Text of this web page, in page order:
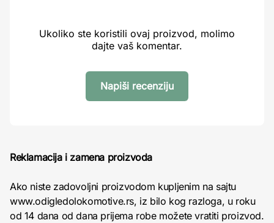
Ukoliko ste koristili ovaj proizvod, molimo
dajte vaš komentar.
Napiši recenziju
Reklamacija i zamena proizvoda
Ako niste zadovoljni proizvodom kupljenim na sajtu
www.odigledolokomotive.rs, iz bilo kog razloga, u roku
od 14 dana od dana prijema robe možete vratiti proizvod.